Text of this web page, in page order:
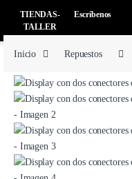
TIENDAS-
TALLER
Escríbenos
Inicio Repuestos